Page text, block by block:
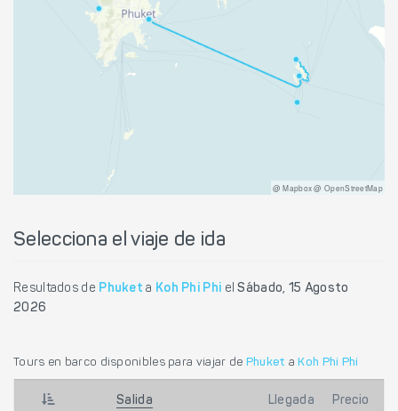
@ Mapbox @ OpenStreetMap
Selecciona el viaje de ida
Resultados de Phuket a Koh Phi Phi elSábado, 15 Agosto
2026
Tours en barco disponibles para viajar de Phuket a Koh Phi Phi
Salida Llegada Precio